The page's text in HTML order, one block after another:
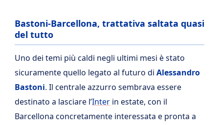
Bastoni-Barcellona, trattativa saltata quasi
del tutto
Uno dei temi più caldi negli ultimi mesi è stato
sicuramente quello legato al futuro di Alessandro
Bastoni. Il centrale azzurro sembrava essere
destinato a lasciare l’Inter in estate, con il
Barcellona concretamente interessata e pronta a